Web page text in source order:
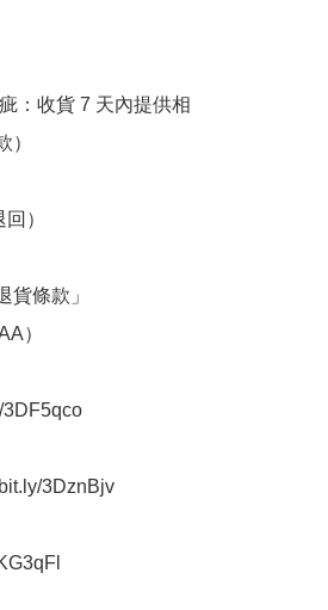
：收貨 7 天內提供相
）
）
貨條款」
）
3DznBjv